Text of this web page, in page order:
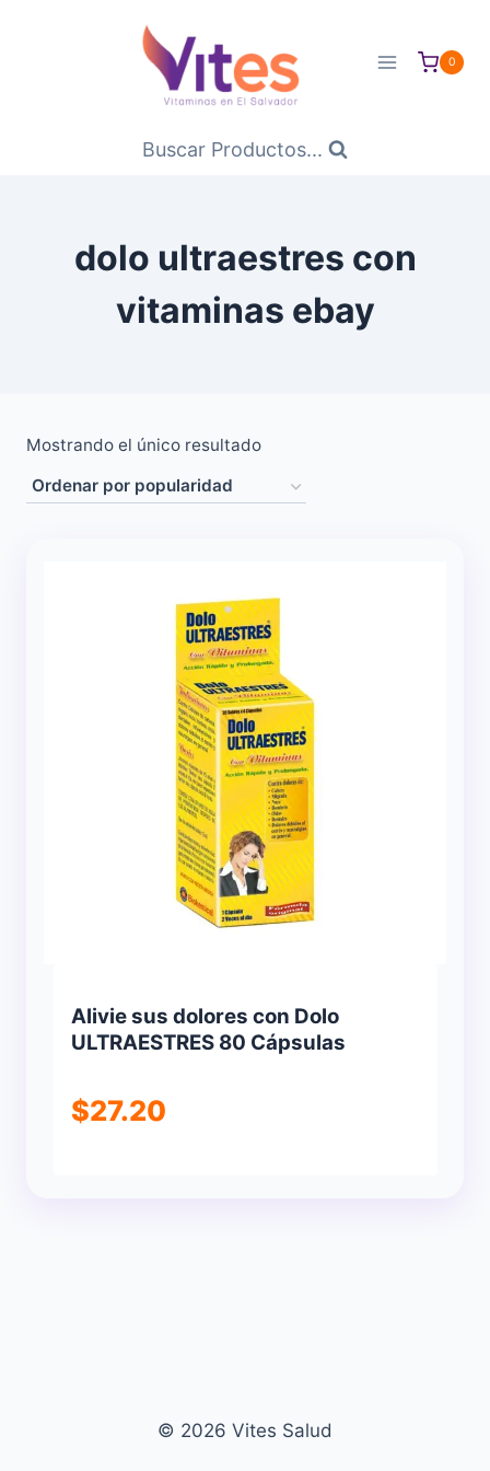
0
Buscar Productos...
dolo ultraestres con
vitaminas ebay
Mostrando el único resultado
Alivie sus dolores con Dolo
ULTRAESTRES 80 Cápsulas
$27.20
© 2026 Vites Salud